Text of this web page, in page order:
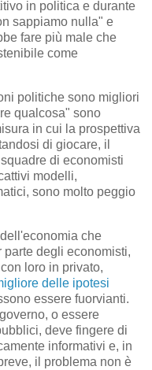
in politica e durante
sappiamo nulla" e
fare più male che
come
politiche sono migliori
qualcosa" sono
in cui la prospettiva
di giocare, il
di economisti
modelli,
sono molto peggio
che
degli economisti,
loro in privato,
delle ipotesi
essere fuorvianti.
o essere
deve fingere di
informativi e, in
il problema non è